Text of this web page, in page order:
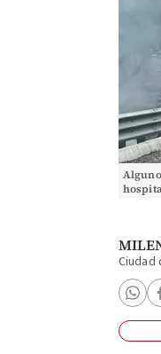
Ciudad